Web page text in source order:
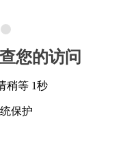
您的访问
稍等 1秒
保护